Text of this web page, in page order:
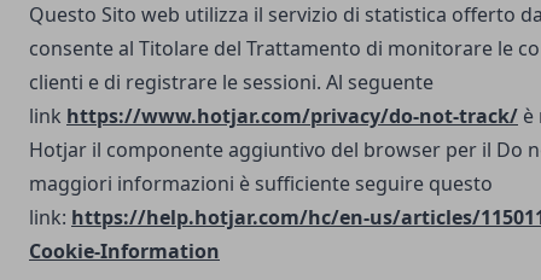
Questo Sito web utilizza il servizio di statistica offerto
consente al Titolare del Trattamento di monitorare le
clienti e di registrare le sessioni. Al seguente
link https://www.hotjar.com/privacy/do-not-track/ è
Hotjar il componente aggiuntivo del browser per il Do
maggiori informazioni è sufficiente seguire questo
link: https://help.hotjar.com/hc/en-us/articles/
Cookie-Information